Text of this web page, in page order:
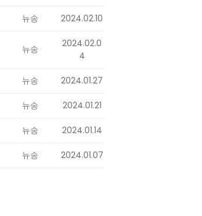
뉴송 2024.02.10
뉴송
2024.02.0
4
뉴송 2024.01.27
뉴송 2024.01.21
뉴송 2024.01.14
뉴송 2024.01.07